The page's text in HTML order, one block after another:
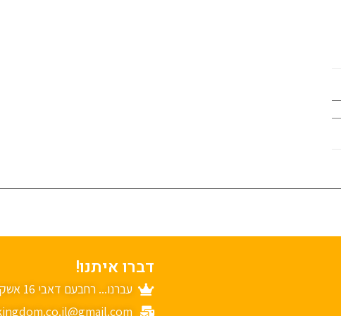
דברו איתנו!
עברנו... רחבעם דאבי 16 אשקלון